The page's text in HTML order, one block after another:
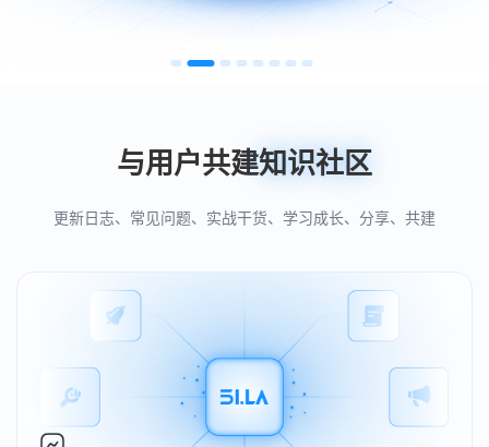
与用户共建知识社区
更新日志、常见问题、实战干货、学习成长、分享、共建